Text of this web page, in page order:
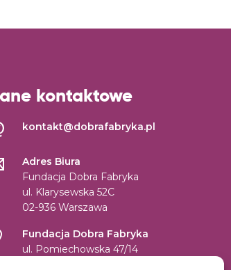
kontaktowe
kontakt@dobrafabryka.pl
Adres Biura
Fundacja Dobra Fabryka
ul. Klarysewska 52C
02-936 Warszawa
Fundacja Dobra Fabryka
ul. Pomiechowska 47/14